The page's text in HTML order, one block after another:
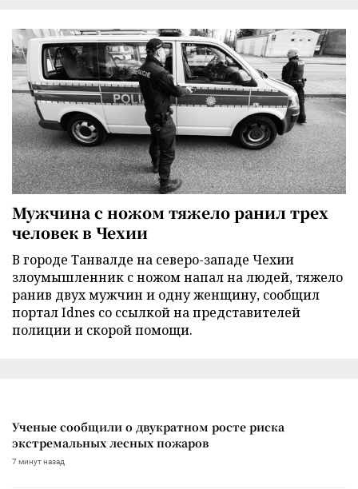
Мужчина с ножом тяжело ранил трех
человек в Чехии
В городе Танвалде на северо-западе Чехии
злоумышленник с ножом напал на людей, тяжело
ранив двух мужчин и одну женщину, сообщил
портал Idnes со ссылкой на представителей
полиции и скорой помощи.
Ученые сообщили о двукратном росте риска
экстремальных лесных пожаров
7 минут назад